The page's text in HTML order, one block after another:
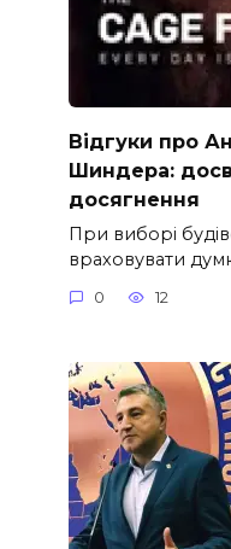
Відгуки про
Шиндера:
досягнення
При виборі
враховувати
0 12